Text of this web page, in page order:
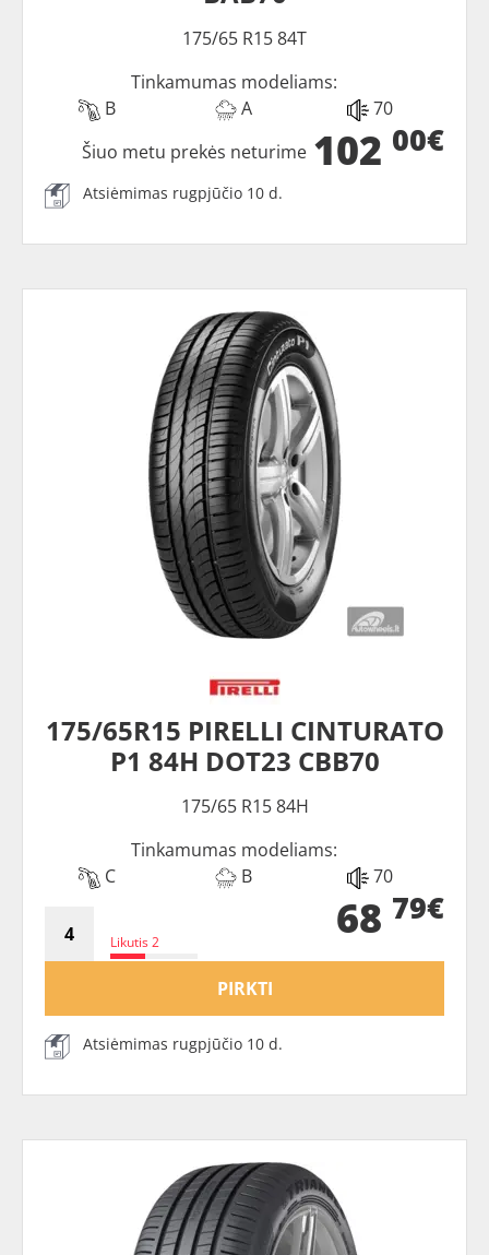
175/65 R15 84T
Tinkamumas modeliams:
B
A 70
102 00€
Šiuo metu prekės neturime
Atsiėmimas rugpjūčio 10 d.
175/65R15 PIRELLI CINTURATO
P1 84H DOT23 CBB70
175/65 R15 84H
Tinkamumas modeliams:
C
B 70
Likutis 2 68 79€
PIRKTI
Atsiėmimas rugpjūčio 10 d.